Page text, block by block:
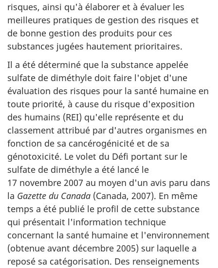
risques, ainsi qu'à élaborer et à évaluer les
meilleures pratiques de gestion des risques et
de bonne gestion des produits pour ces
substances jugées hautement prioritaires.
Il a été déterminé que la substance appelée
sulfate de diméthyle doit faire l'objet d'une
évaluation des risques pour la santé humaine en
toute priorité, à cause du risque d'exposition
des humains (REI) qu'elle représente et du
classement attribué par d'autres organismes en
fonction de sa cancérogénicité et de sa
génotoxicité. Le volet du Défi portant sur le
sulfate de diméthyle a été lancé le
17 novembre 2007 au moyen d'un avis paru dans
la Gazette du Canada (Canada, 2007). En même
temps a été publié le profil de cette substance
qui présentait l'information technique
concernant la santé humaine et l'environnement
(obtenue avant décembre 2005) sur laquelle a
reposé sa catégorisation. Des renseignements